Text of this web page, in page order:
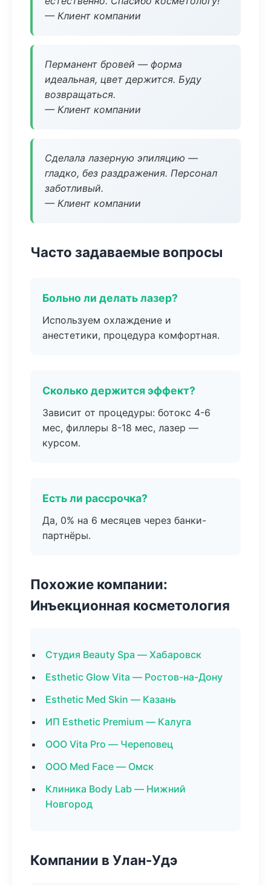
— Клиент компании
Перманент бровей — форма
идеальная, цвет держится. Буду
возвращаться.
— Клиент компании
Сделала лазерную эпиляцию —
гладко, без раздражения. Персонал
заботливый.
— Клиент компании
Часто задаваемые вопросы
Больно ли делать лазер?
Используем охлаждение и
анестетики, процедура комфортная.
Сколько держится эффект?
Зависит от процедуры: ботокс 4-6
мес, филлеры 8-18 мес, лазер —
курсом.
Есть ли рассрочка?
Да, 0% на 6 месяцев через банки-
партнёры.
Похожие компании:
Инъекционная косметология
Студия Beauty Spa — Хабаровск
Esthetic Glow Vita — Ростов-на-Дону
Esthetic Med Skin — Казань
ИП Esthetic Premium — Калуга
ООО Vita Pro — Череповец
ООО Med Face — Омск
Клиника Body Lab — Нижний
Новгород
Компании в Улан-Удэ